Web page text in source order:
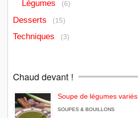
Légumes (6)
Desserts (15)
Techniques (3)
Chaud devant !
Soupe de légumes variés
SOUPES & BOUILLONS